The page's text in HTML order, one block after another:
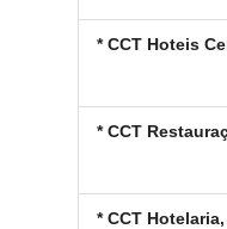
* CCT Hoteis
* CCT
* CCT